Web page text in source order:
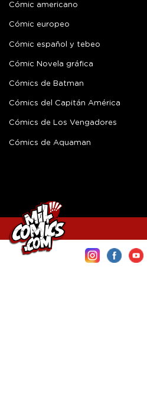
Cómic americano
Cómic europeo
Cómic español y tebeo
Cómic Novela gráfica
Cómics de Batman
Cómics del Capitán América
Cómics de Los Vengadores
Cómics de Aquaman